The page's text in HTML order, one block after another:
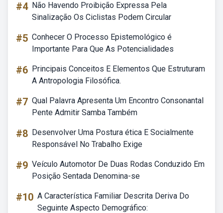
#4 Não Havendo Proibição Expressa Pela
Sinalização Os Ciclistas Podem Circular
#5 Conhecer O Processo Epistemológico é
Importante Para Que As Potencialidades
#6 Principais Conceitos E Elementos Que Estruturam
A Antropologia Filosófica.
#7 Qual Palavra Apresenta Um Encontro Consonantal
Pente Admitir Samba Também
#8 Desenvolver Uma Postura ética E Socialmente
Responsável No Trabalho Exige
#9 Veículo Automotor De Duas Rodas Conduzido Em
Posição Sentada Denomina-se
#10 A Característica Familiar Descrita Deriva Do
Seguinte Aspecto Demográfico: